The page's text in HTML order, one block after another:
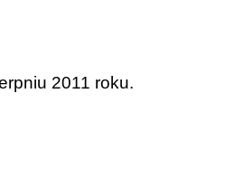
2011 roku.